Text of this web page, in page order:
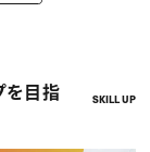
を目指 SKILL UP